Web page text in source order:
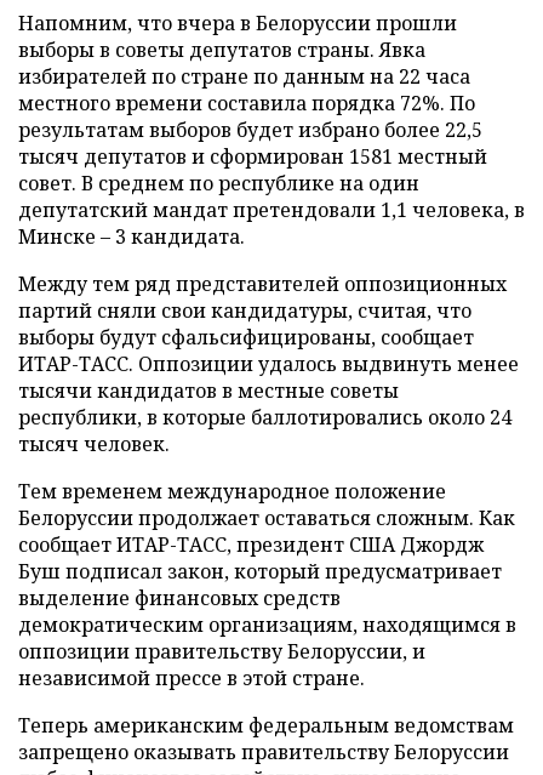
Напомним, что вчера в Белоруссии прошли
выборы в советы депутатов страны. Явка
избирателей по стране по данным на 22 часа
местного времени составила порядка 72%. По
результатам выборов будет избрано более 22,5
тысяч депутатов и сформирован 1581 местный
совет. В среднем по республике на один
депутатский мандат претендовали 1,1 человека, в
Минске – 3 кандидата.
Между тем ряд представителей оппозиционных
партий сняли свои кандидатуры, считая, что
выборы будут сфальсифицированы, сообщает
ИТАР-ТАСС. Оппозиции удалось выдвинуть менее
тысячи кандидатов в местные советы
республики, в которые баллотировались около 24
тысяч человек.
Тем временем международное положение
Белоруссии продолжает оставаться сложным. Как
сообщает ИТАР-ТАСС, президент США Джордж
Буш подписал закон, который предусматривает
выделение финансовых средств
демократическим организациям, находящимся в
оппозиции правительству Белоруссии, и
независимой прессе в этой стране.
Теперь американским федеральным ведомствам
запрещено оказывать правительству Белоруссии